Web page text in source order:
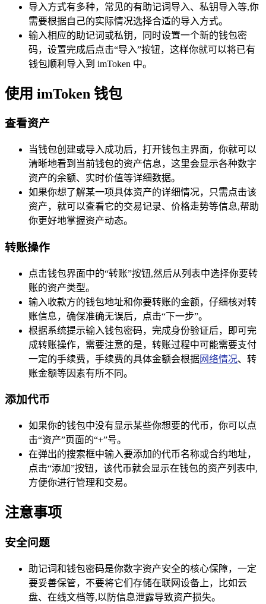
导入方式有多种，常见的有助记词导入、私钥导入等,你
需要根据自己的实际情况选择合适的导入方式。
输入相应的助记词或私钥，同时设置一个新的钱包密
码，设置完成后点击“导入”按钮，这样你就可以将已有
钱包顺利导入到 imToken 中。
使用 imToken 钱包
查看资产
当钱包创建或导入成功后，打开钱包主界面，你就可以
清晰地看到当前钱包的资产信息，这里会显示各种数字
资产的余额、实时价值等详细数据。
如果你想了解某一项具体资产的详细情况，只需点击该
资产，就可以查看它的交易记录、价格走势等信息,帮助
你更好地掌握资产动态。
转账操作
点击钱包界面中的“转账”按钮,然后从列表中选择你要转
账的资产类型。
输入收款方的钱包地址和你要转账的金额，仔细核对转
账信息，确保准确无误后，点击“下一步”。
根据系统提示输入钱包密码，完成身份验证后，即可完
成转账操作，需要注意的是，转账过程中可能需要支付
一定的手续费，手续费的具体金额会根据网络情况、转
账金额等因素有所不同。
添加代币
如果你的钱包中没有显示某些你想要的代币，你可以点
击“资产”页面的“+”号。
在弹出的搜索框中输入要添加的代币名称或合约地址，
点击“添加”按钮，该代币就会显示在钱包的资产列表中,
方便你进行管理和交易。
注意事项
安全问题
助记词和钱包密码是你数字资产安全的核心保障，一定
要妥善保管，不要将它们存储在联网设备上，比如云
盘、在线文档等,以防信息泄露导致资产损失。